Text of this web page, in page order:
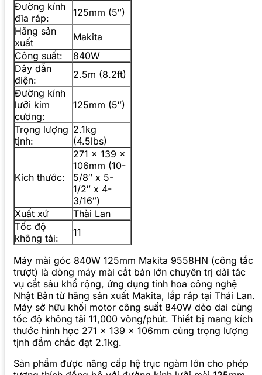
Đường kính
đĩa ráp:
125mm (5″)
Hãng sản
xuất
Makita
Công suất:
840W
Dây dẫn
điện:
2.5m (8.2ft)
Đường kính
lưỡi kim
cương:
125mm (5″)
Trọng lượng
tịnh:
2.1kg
(4.5lbs)
Kích thước:
271 x 139 x
106mm (10-
5/8″ x 5-
1/2″ x 4-
3/16″)
Xuất xứ
Thài Lan
Tốc độ
không tải:
11
Máy mài góc 840W 125mm Makita 9558HN (công tắc
trượt) là dòng máy mài cắt bản lớn chuyên trị dải tác
vụ cắt sâu khổ rộng, ứng dụng tinh hoa công nghệ
Nhật Bản từ hãng sản xuất Makita, lắp ráp tại Thái Lan.
Máy sở hữu khối motor công suất 840W dẻo dai cùng
tốc độ không tải 11,000 vòng/phút. Thiết bị mang kích
thước hình học 271 x 139 x 106mm cùng trọng lượng
tịnh đầm chắc đạt 2.1kg.
Sản phẩm được nâng cấp hệ trục ngàm lớn cho phép